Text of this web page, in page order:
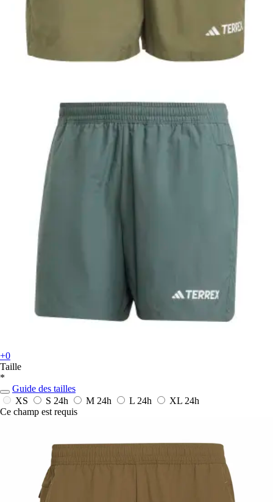
+0
Taille
*
Guide des tailles
XS
S 24h M 24h L 24h XL 24h
Ce champ est requis